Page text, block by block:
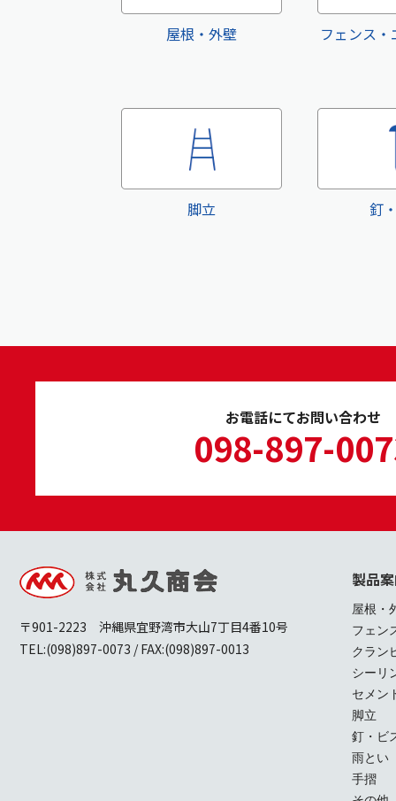
屋根・外壁 フェンス
脚立 釘
お電話にてお問い合わせ
098-897-
〒901-2223 沖縄県宜野湾市大山7丁目4番10号
TEL:(098)897-0073 / FAX:(098)897-0013
製品
屋根・
フェン
クラン
シーリ
セメン
脚立
釘・ビ
雨とい
手摺